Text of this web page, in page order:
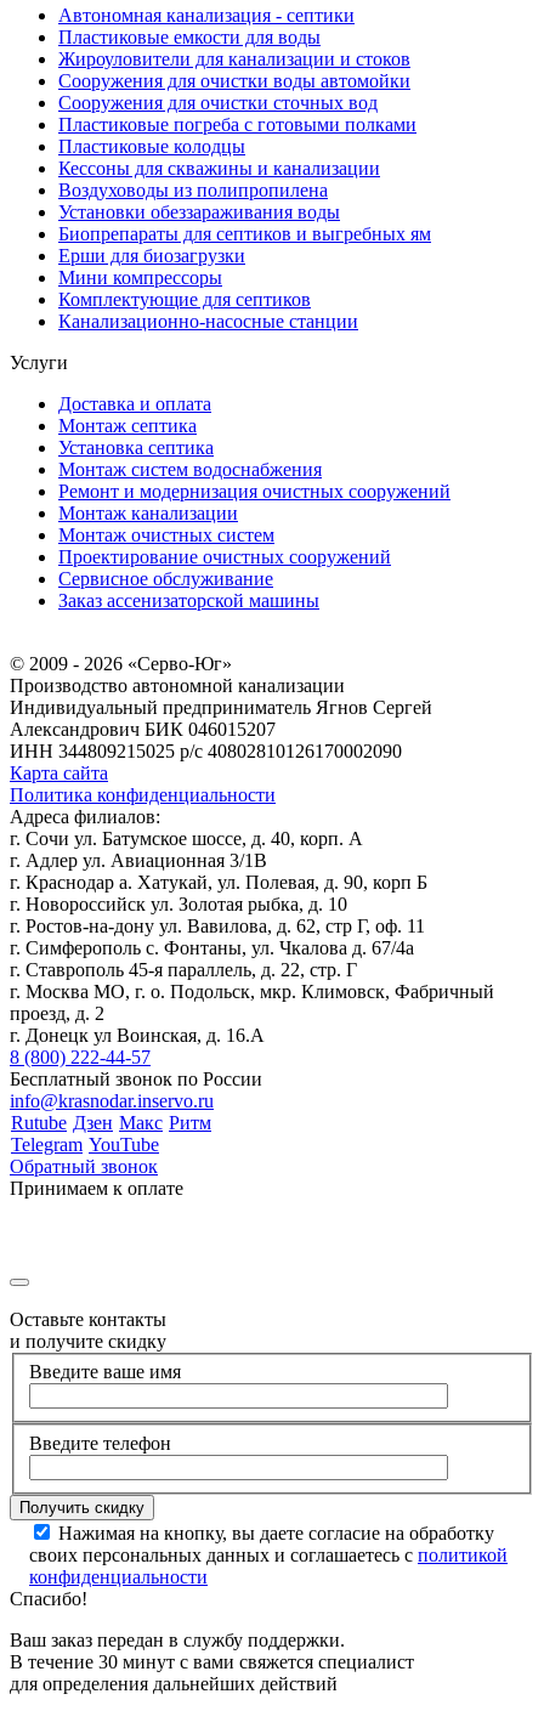
Автономная канализация - септики
Пластиковые емкости для воды
Жироуловители для канализации и стоков
Сооружения для очистки воды автомойки
Сооружения для очистки сточных вод
Пластиковые погреба с готовыми полками
Пластиковые колодцы
Кессоны для скважины и канализации
Воздуховоды из полипропилена
Установки обеззараживания воды
Биопрепараты для септиков и выгребных ям
Ерши для биозагрузки
Мини компрессоры
Комплектующие для септиков
Канализационно-насосные станции
Услуги
Доставка и оплата
Монтаж септика
Установка септика
Монтаж систем водоснабжения
Ремонт и модернизация очистных сооружений
Монтаж канализации
Монтаж очистных систем
Проектирование очистных сооружений
Сервисное обслуживание
Заказ ассенизаторской машины
© 2009 - 2026 «Серво-Юг»
Производство автономной канализации
Индивидуальный предприниматель Ягнов Сергей
Александрович БИК 046015207
ИНН 344809215025 р/с 40802810126170002090
Карта сайта
Политика конфиденциальности
Адреса филиалов:
г. Сочи ул. Батумское шоссе, д. 40, корп. А
г. Адлер ул. Авиационная 3/1В
г. Краснодар а. Хатукай, ул. Полевая, д. 90, корп Б
г. Новороссийск ул. Золотая рыбка, д. 10
г. Ростов-на-дону ул. Вавилова, д. 62, стр Г, оф. 11
г. Симферополь с. Фонтаны, ул. Чкалова д. 67/4а
г. Ставрополь 45-я параллель, д. 22, стр. Г
г. Москва МО, г. о. Подольск, мкр. Климовск, Фабричный
проезд, д. 2
г. Донецк ул Воинская, д. 16.А
8 (800) 222-44-57
Бесплатный звонок по России
info@krasnodar.inservo.ru
Rutube Дзен Макс Ритм
Telegram YouTube
Обратный звонок
Принимаем к оплате
Оставьте контакты
и получите скидку
Введите ваше имя
Введите телефон
Нажимая на кнопку, вы даете согласие на обработку
своих персональных данных и соглашаетесь с политикой
конфиденциальности
Спасибо!
Ваш заказ передан в службу поддержки.
В течение 30 минут с вами свяжется специалист
для определения дальнейших действий